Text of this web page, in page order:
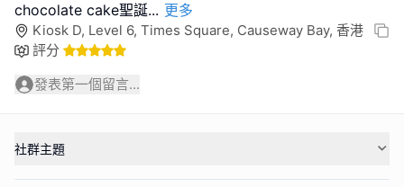
chocolate cake聖誕... 更多
Kiosk D, Level 6, Times Square, Causeway Bay, 香港
評分
發表第一個留言...
社群主題